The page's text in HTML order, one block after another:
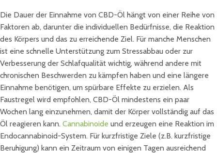
Die Dauer der Einnahme von CBD-Öl hängt von einer Reihe von
Faktoren ab, darunter die individuellen Bedürfnisse, die Reaktion
des Körpers und das zu erreichende Ziel. Für manche Menschen
ist eine schnelle Unterstützung zum Stressabbau oder zur
Verbesserung der Schlafqualität wichtig, während andere mit
chronischen Beschwerden zu kämpfen haben und eine längere
Einnahme benötigen, um spürbare Effekte zu erzielen. Als
Faustregel wird empfohlen, CBD-Öl mindestens ein paar
Wochen lang einzunehmen, damit der Körper vollständig auf das
Öl reagieren kann. Cannabinoide und erzeugen eine Reaktion im
Endocannabinoid-System. Für kurzfristige Ziele (z.B. kurzfristige
Beruhigung) kann ein Zeitraum von einigen Tagen ausreichend